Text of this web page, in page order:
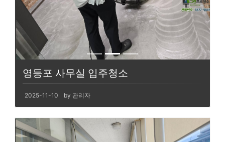
영등포 사무실 입주청소
2025-11-10 by 관리자